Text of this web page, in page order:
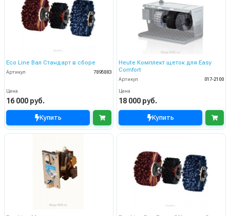
Eco Line Вал Стандарт в сборе
Артикул 7895883
Цена
16 000 руб.
Купить
Heute Комплект щеток для Easy
Comfort
Артикул 017-2100
Цена
18 000 руб.
Купить